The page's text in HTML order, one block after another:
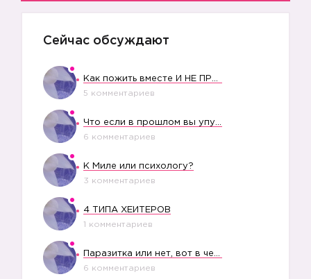
Сейчас обсуждают
5 комментариев
6 комментариев
К Миле или психологу?
3 комментариев
4 ТИПА ХЕЙТЕРОВ
1 комментариев
6 комментариев